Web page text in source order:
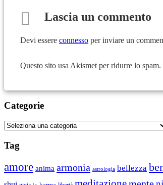
Lascia un commento
Devi essere connesso per inviare un
Questo sito usa Akismet per ridurre lo spam.
Categorie
Categorie
Tag
amore anima armonia astrologia bellezza